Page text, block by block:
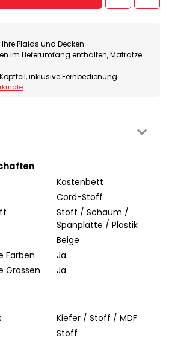
Plaids und Decken
im Lieferumfang enthalten, Matratze
inklusive Fernbedienung
Kastenbett
Cord-Stoff
Stoff / Schaum /
Spanplatte / Plastik
Beige
Farben
Ja
Grössen
Ja
Kiefer / Stoff / MDF
Stoff